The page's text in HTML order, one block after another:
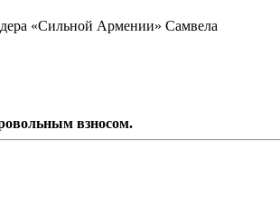
«Сильной Армении» Самвела
взносом.